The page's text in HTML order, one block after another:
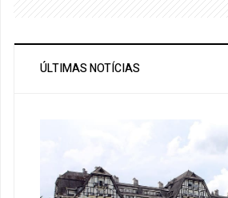
ÚLTIMAS NOTÍCIAS